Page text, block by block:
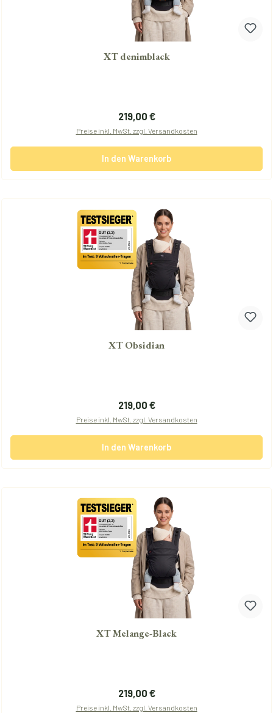
XT denimblack
Regulärer Preis:
219,00 €
Preise inkl. MwSt. zzgl. Versandkosten
In den Warenkorb
XT Obsidian
Regulärer Preis:
219,00 €
Preise inkl. MwSt. zzgl. Versandkosten
In den Warenkorb
XT Melange-Black
Regulärer Preis:
219,00 €
Preise inkl. MwSt. zzgl. Versandkosten